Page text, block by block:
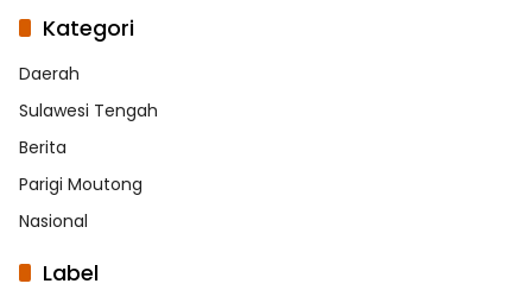
Kategori
Daerah
Sulawesi Tengah
Berita
Parigi Moutong
Nasional
Label